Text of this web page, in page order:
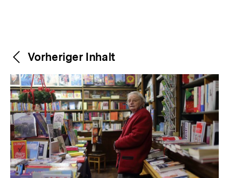
Weitere
Inhalte
Content-
Navigation
Vorheriger Inhalt